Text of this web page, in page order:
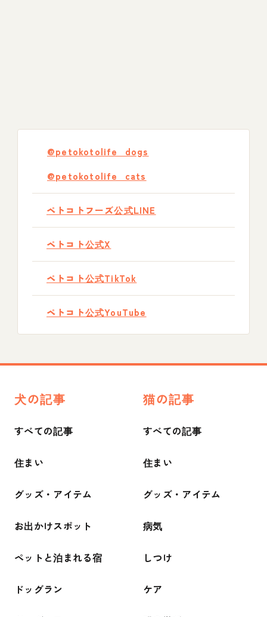
@petokotolife_dogs
@petokotolife_cats
ペトコトフーズ公式LINE
ペトコト公式X
ペトコト公式TikTok
ペトコト公式YouTube
犬の記事
すべての記事
住まい
グッズ・アイテム
お出かけスポット
ペットと泊まれる宿
ドッグラン
猫の記事
すべての記事
住まい
グッズ・アイテム
病気
しつけ
ケア